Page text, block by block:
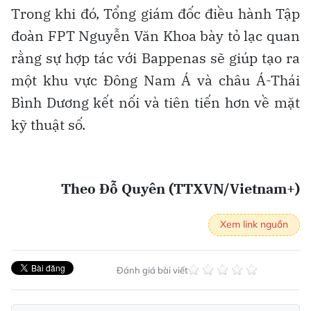
Trong khi đó, Tổng giám đốc điều hành Tập
đoàn FPT Nguyễn Văn Khoa bày tỏ lạc quan
rằng sự hợp tác với Bappenas sẽ giúp tạo ra
một khu vực Đông Nam Á và châu Á-Thái
Bình Dương kết nối và tiên tiến hơn về mặt
kỹ thuật số.
Theo Đỗ Quyên (TTXVN/Vietnam+)
Xem link nguồn
Đánh giá bài viết